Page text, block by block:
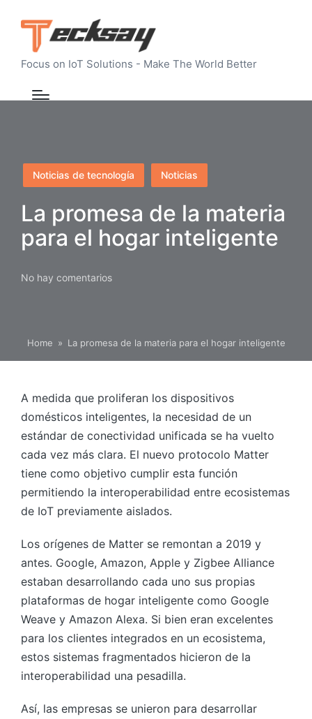
Focus on IoT Solutions - Make The World Better
Publicado
en
Noticias de tecnología Noticias
La promesa de la materia
para el hogar inteligente
No hay comentarios
Home » La promesa de la materia para el hogar inteligente
A medida que proliferan los dispositivos
domésticos inteligentes, la necesidad de un
estándar de conectividad unificada se ha vuelto
cada vez más clara. El nuevo protocolo Matter
tiene como objetivo cumplir esta función
permitiendo la interoperabilidad entre ecosistemas
de IoT previamente aislados.
Los orígenes de Matter se remontan a 2019 y
antes. Google, Amazon, Apple y Zigbee Alliance
estaban desarrollando cada uno sus propias
plataformas de hogar inteligente como Google
Weave y Amazon Alexa. Si bien eran excelentes
para los clientes integrados en un ecosistema,
estos sistemas fragmentados hicieron de la
interoperabilidad una pesadilla.
Así, las empresas se unieron para desarrollar